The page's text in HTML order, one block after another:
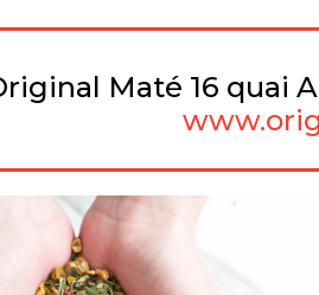
Maté 16 quai